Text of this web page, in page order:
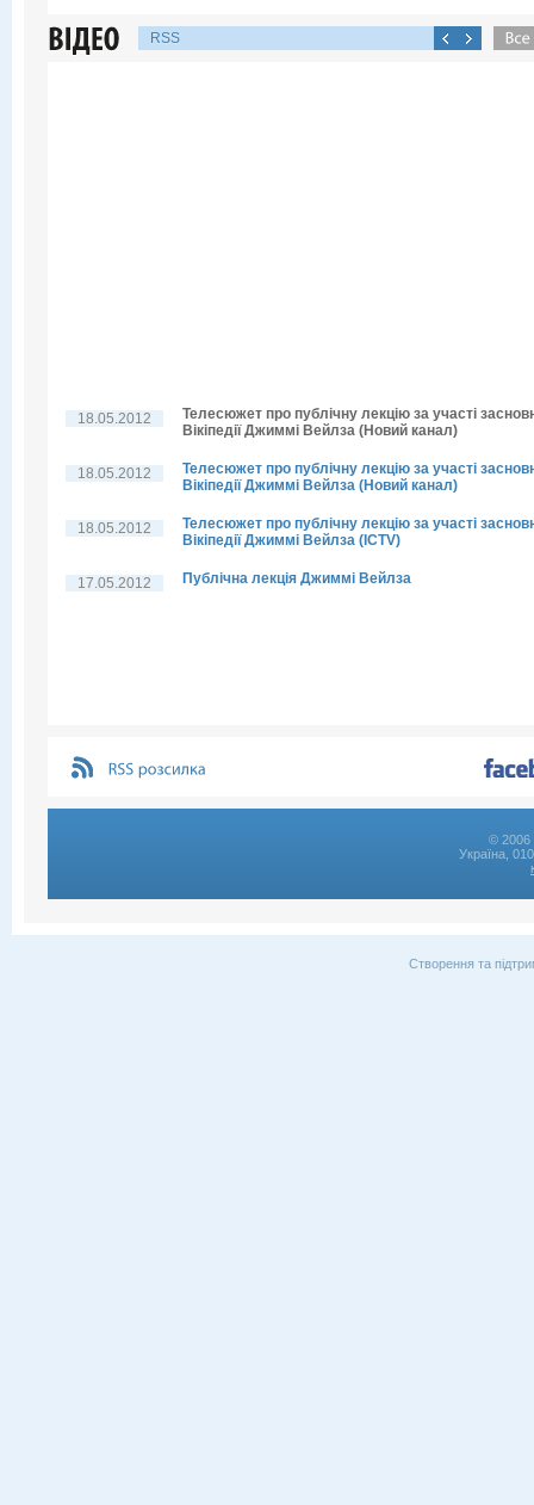
RSS
18.05.2012
Телесюжет про публічну лекцію за участі
Вікіпедії Джиммі Вейлза (Новий канал)
18.05.2012
Телесюжет про публічну лекцію за участі
Вікіпедії Джиммі Вейлза (Новий канал)
18.05.2012
Телесюжет про публічну лекцію за участі
Вікіпедії Джиммі Вейлза (ICTV)
17.05.2012 Публічна лекція Джиммі Вейлза
© 2006
Україна,
Створення та